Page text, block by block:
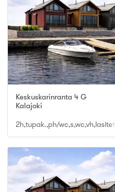
Keskuskarinranta 4 G
Kalajoki
2h,tupak.,ph/